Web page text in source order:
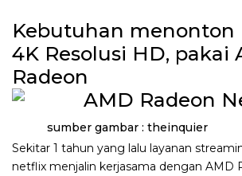
Kebutuhan menonton
4K Resolusi HD, pakai
Radeon
sumber gambar : theinquier
Sekitar 1 tahun yang lalu layanan
netflix menjalin kerjasama dengan AMD